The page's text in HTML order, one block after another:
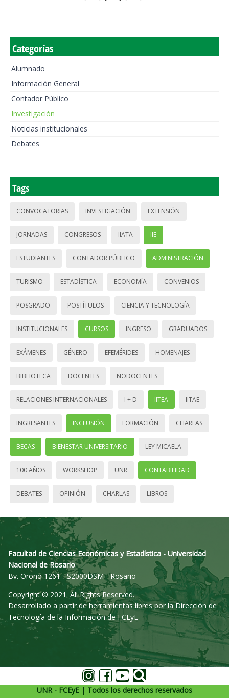
Categorías
Alumnado
Información General
Contador Público
Investigación
Noticias institucionales
Debates
Tags
CONVOCATORIAS INVESTIGACIÓN EXTENSIÓN
JORNADAS CONGRESOS IIATA IIE
ESTUDIANTES CONTADOR PÚBLICO ADMINISTRACIÓN
TURISMO ESTADÍSTICA ECONOMÍA CONVENIOS
POSGRADO POSTÍTULOS CIENCIA Y TECNOLOGÍA
INSTITUCIONALES CURSOS INGRESO GRADUADOS
EXÁMENES GÉNERO EFEMÉRIDES HOMENAJES
BIBLIOTECA DOCENTES NODOCENTES
RELACIONES INTERNACIONALES I + D IITEA IITAE
INGRESANTES INCLUSIÓN FORMACIÓN CHARLAS
BECAS BIENESTAR UNIVERSITARIO LEY MICAELA
100 AÑOS WORKSHOP UNR CONTABILIDAD
DEBATES OPINIÓN CHARLAS LIBROS
Facultad de Ciencias Económicas y Estadística - Universidad
Nacional de Rosario
Bv. Oroño 1261 - S2000DSM - Rosario
Copyright © 2021. All Rights Reserved.
Desarrollado a partir de herramientas libres por la Dirección de
Tecnología de la Información de FCEyE
UNR - FCEyE | Todos los derechos reservados